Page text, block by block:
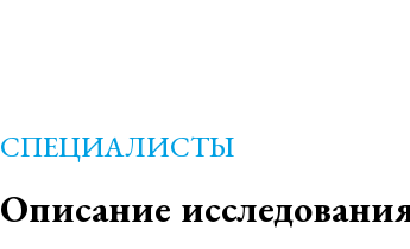
СПЕЦИАЛИСТЫ
Описание